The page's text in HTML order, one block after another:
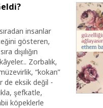
insanlar
gösteren,
dışılığın
Zorbalık,
“kokan”
de eksik değil -
şefkatle,
köpeklerle